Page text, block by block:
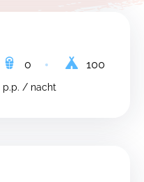
0
100
p.p. / nacht